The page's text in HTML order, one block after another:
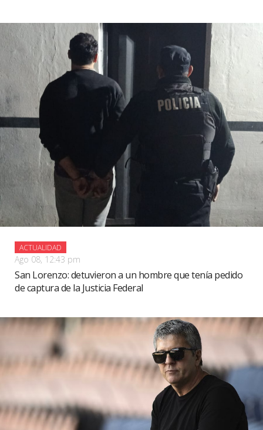
ACTUALIDAD
Ago 08, 12:43 pm
San Lorenzo: detuvieron a un hombre que tenía pedido
de captura de la Justicia Federal